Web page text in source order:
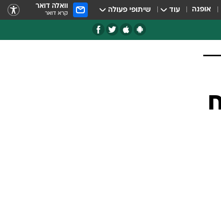
אופנה עוד שיתופי פעולה וואלה דואר
קרא דואר